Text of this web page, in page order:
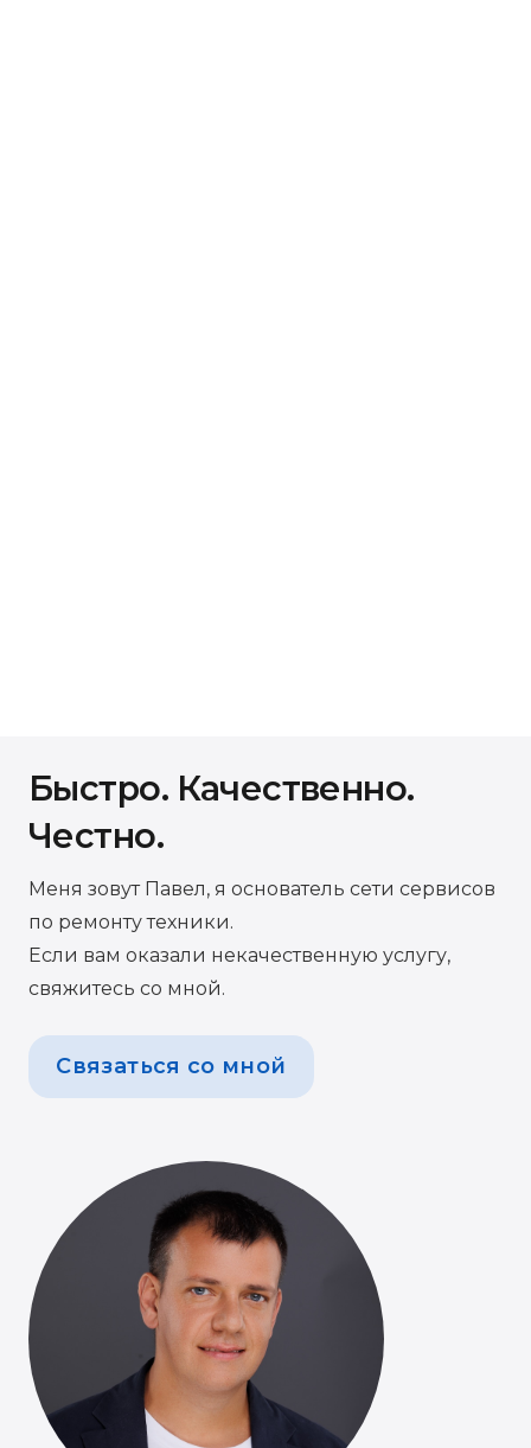
Быстро. Качественно.
Честно.
Меня зовут Павел, я основатель сети сервисов
по ремонту техники.
Если вам оказали некачественную услугу,
свяжитесь со мной.
Связаться со мной